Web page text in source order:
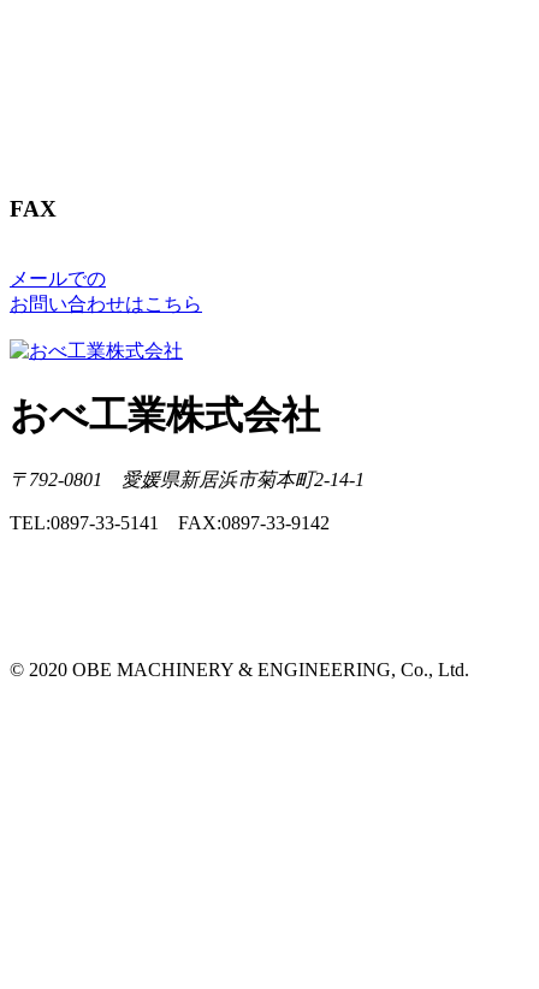
FAX
メールでの
お問い合わせはこちら
おべ工業株式会社
〒792-0801 愛媛県新居浜市菊本町2-14-1
TEL:0897-33-5141 FAX:0897-33-9142
© 2020 OBE MACHINERY & ENGINEERING, Co., Ltd.